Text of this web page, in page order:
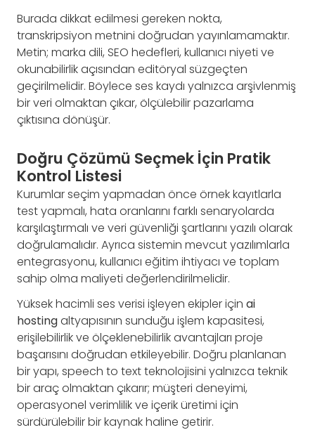
Burada dikkat edilmesi gereken nokta,
transkripsiyon metnini doğrudan yayınlamamaktır.
Metin; marka dili, SEO hedefleri, kullanıcı niyeti ve
okunabilirlik açısından editöryal süzgeçten
geçirilmelidir. Böylece ses kaydı yalnızca arşivlenmiş
bir veri olmaktan çıkar, ölçülebilir pazarlama
çıktısına dönüşür.
Doğru Çözümü Seçmek İçin Pratik
Kontrol Listesi
Kurumlar seçim yapmadan önce örnek kayıtlarla
test yapmalı, hata oranlarını farklı senaryolarda
karşılaştırmalı ve veri güvenliği şartlarını yazılı olarak
doğrulamalıdır. Ayrıca sistemin mevcut yazılımlarla
entegrasyonu, kullanıcı eğitim ihtiyacı ve toplam
sahip olma maliyeti değerlendirilmelidir.
Yüksek hacimli ses verisi işleyen ekipler için ai
hostingaltyapısının sunduğu işlem kapasitesi,
erişilebilirlik ve ölçeklenebilirlik avantajları proje
başarısını doğrudan etkileyebilir. Doğru planlanan
bir yapı, speech to text teknolojisini yalnızca teknik
bir araç olmaktan çıkarır; müşteri deneyimi,
operasyonel verimlilik ve içerik üretimi için
sürdürülebilir bir kaynak haline getirir.